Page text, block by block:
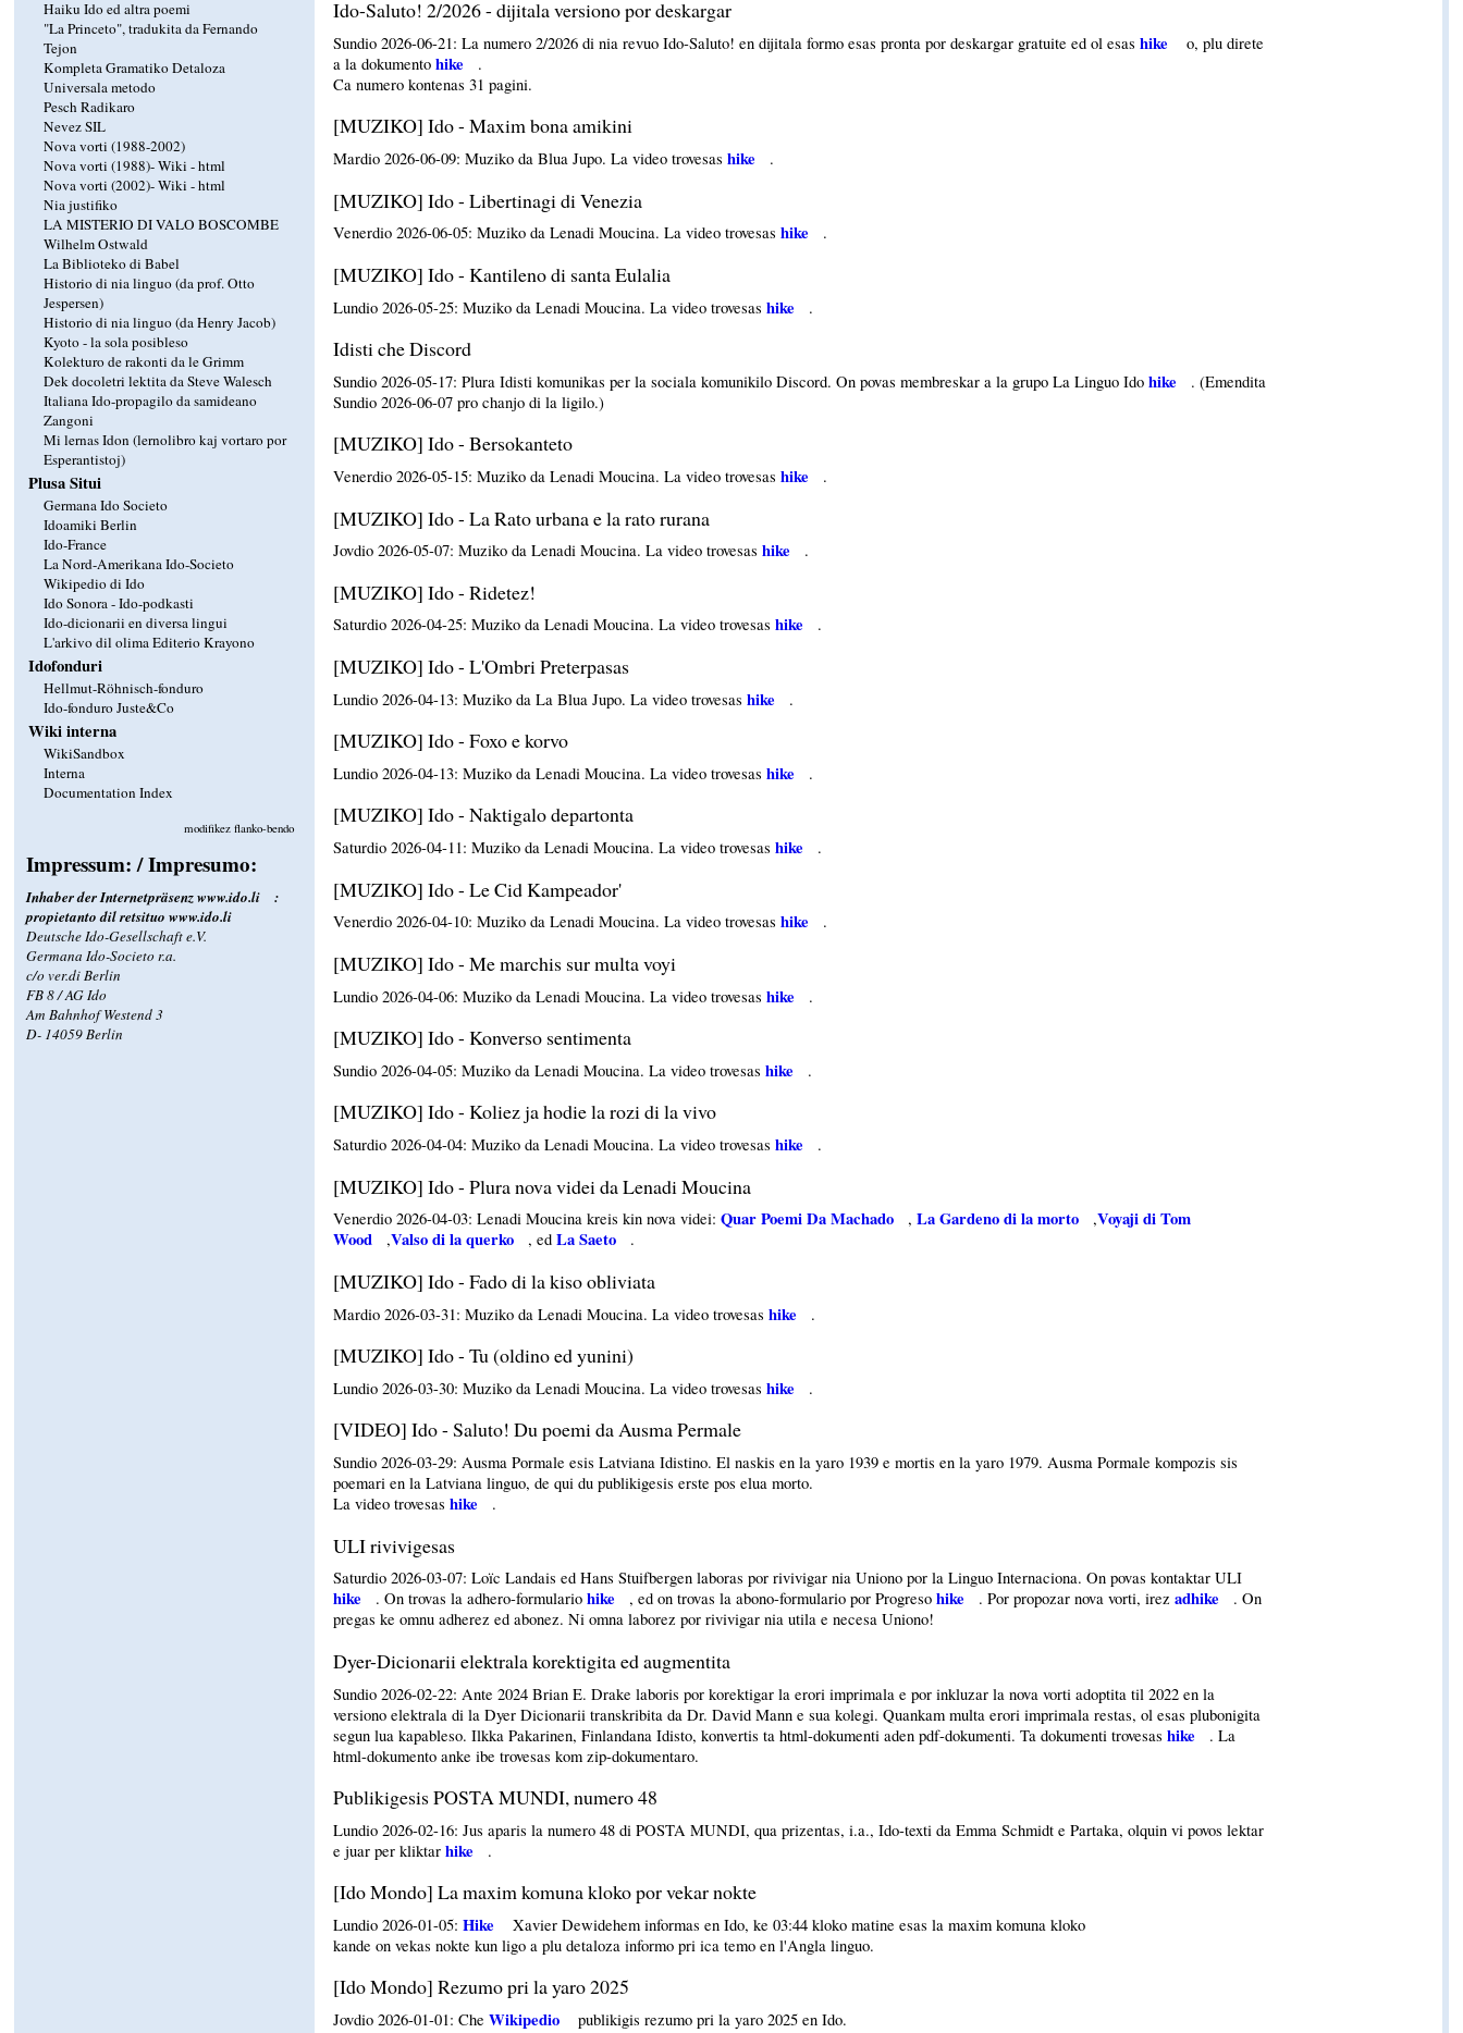
Haiku Ido ed altra poemi
"La Princeto", tradukita da Fernando
Tejon
Kompleta Gramatiko Detaloza
Universala metodo
Pesch Radikaro
Nevez SIL
Nova vorti (1988-2002)
Nova vorti (1988)-Wiki -html
Nova vorti (2002)-Wiki -html
Nia justifiko
LA MISTERIO DI VALO BOSCOMBE
Wilhelm Ostwald
La Biblioteko di Babel
Historio di nia linguo (da prof. Otto
Jespersen)
Historio di nia linguo (da Henry Jacob)
Kyoto - la sola posibleso
Kolekturo de rakonti da le Grimm
Dek docoletri lektita da Steve Walesch
Italiana Ido-propagilo da samideano
Zangoni
Mi lernas Idon (lernolibro kaj vortaro por
Esperantistoj)
Plusa Situi
Germana Ido Societo
Idoamiki Berlin
Ido-France
La Nord-Amerikana Ido-Societo
Wikipedio di Ido
Ido Sonora - Ido-podkasti
Ido-dicionarii en diversa lingui
L'arkivo dil olima Editerio Krayono
Idofonduri
Hellmut-Röhnisch-fonduro
Ido-fonduro Juste&Co
Wiki interna
WikiSandbox
Interna
Documentation Index
modifikez flanko-bendo
Impressum: / Impresumo:
Inhaber der Internetpräsenzwww.ido.li
:
propietanto dil retsituowww.ido.li
Deutsche Ido-Gesellschaft e.V.
Germana Ido-Societo r.a.
c/o ver.di Berlin
FB 8 / AG Ido
Am Bahnhof Westend 3
D- 14059 Berlin
Ido-Saluto! 2/2026 - dijitala versiono por deskargar
Sundio 2026-06-21: La numero 2/2026 di nia revuo Ido-Saluto! en dijitala formo esas pronta por deskargar gratuite ed ol esashike
o, plu direte
a la dokumentohike
.
Ca numero kontenas 31 pagini.
[MUZIKO] Ido - Maxim bona amikini
Mardio 2026-06-09: Muziko da Blua Jupo. La video trovesashike .
[MUZIKO] Ido - Libertinagi di Venezia
Venerdio 2026-06-05: Muziko da Lenadi Moucina. La video trovesashike .
[MUZIKO] Ido - Kantileno di santa Eulalia
Lundio 2026-05-25: Muziko da Lenadi Moucina. La video trovesashike .
Idisti che Discord
Sundio 2026-05-17: Plura Idisti komunikas per la sociala komunikilo Discord. On povas membreskar a la grupo La Linguo Idohike
. (Emendita
Sundio 2026-06-07 pro chanjo di la ligilo.)
[MUZIKO] Ido - Bersokanteto
Venerdio 2026-05-15: Muziko da Lenadi Moucina. La video trovesashike .
[MUZIKO] Ido - La Rato urbana e la rato rurana
Jovdio 2026-05-07: Muziko da Lenadi Moucina. La video trovesashike .
[MUZIKO] Ido - Ridetez!
Saturdio 2026-04-25: Muziko da Lenadi Moucina. La video trovesashike .
[MUZIKO] Ido - L'Ombri Preterpasas
Lundio 2026-04-13: Muziko da La Blua Jupo. La video trovesashike .
[MUZIKO] Ido - Foxo e korvo
Lundio 2026-04-13: Muziko da Lenadi Moucina. La video trovesashike .
[MUZIKO] Ido - Naktigalo departonta
Saturdio 2026-04-11: Muziko da Lenadi Moucina. La video trovesashike .
[MUZIKO] Ido - Le Cid Kampeador'
Venerdio 2026-04-10: Muziko da Lenadi Moucina. La video trovesashike .
[MUZIKO] Ido - Me marchis sur multa voyi
Lundio 2026-04-06: Muziko da Lenadi Moucina. La video trovesashike .
[MUZIKO] Ido - Konverso sentimenta
Sundio 2026-04-05: Muziko da Lenadi Moucina. La video trovesashike .
[MUZIKO] Ido - Koliez ja hodie la rozi di la vivo
Saturdio 2026-04-04: Muziko da Lenadi Moucina. La video trovesashike .
[MUZIKO] Ido - Plura nova videi da Lenadi Moucina
Venerdio 2026-04-03: Lenadi Moucina kreis kin nova videi:Quar Poemi Da Machado ,La Gardeno di la morto ,Voyaji di Tom
Wood
,Valso di la querko , edLa Saeto .
[MUZIKO] Ido - Fado di la kiso obliviata
Mardio 2026-03-31: Muziko da Lenadi Moucina. La video trovesashike .
[MUZIKO] Ido - Tu (oldino ed yunini)
Lundio 2026-03-30: Muziko da Lenadi Moucina. La video trovesashike .
[VIDEO] Ido - Saluto! Du poemi da Ausma Permale
Sundio 2026-03-29: Ausma Pormale esis Latviana Idistino. El naskis en la yaro 1939 e mortis en la yaro 1979. Ausma Pormale kompozis sis
poemari en la Latviana linguo, de qui du publikigesis erste pos elua morto.
La video trovesashike .
ULI rivivigesas
Saturdio 2026-03-07: Loïc Landais ed Hans Stuifbergen laboras por rivivigar nia Uniono por la Linguo Internaciona. On povas kontaktar ULI
hike . On trovas la adhero-formulariohike , ed on trovas la abono-formulario por Progresohike . Por propozar nova vorti, irezadhike
. On
pregas ke omnu adherez ed abonez. Ni omna laborez por rivivigar nia utila e necesa Uniono!
Dyer-Dicionarii elektrala korektigita ed augmentita
Sundio 2026-02-22: Ante 2024 Brian E. Drake laboris por korektigar la erori imprimala e por inkluzar la nova vorti adoptita til 2022 en la
versiono elektrala di la Dyer Dicionarii transkribita da Dr. David Mann e sua kolegi. Quankam multa erori imprimala restas, ol esas plubonigita
segun lua kapableso. Ilkka Pakarinen, Finlandana Idisto, konvertis ta html-dokumenti aden pdf-dokumenti. Ta dokumenti trovesashike
. La
html-dokumento anke ibe trovesas kom zip-dokumentaro.
Publikigesis POSTA MUNDI, numero 48
Lundio 2026-02-16: Jus aparis la numero 48 di POSTA MUNDI, qua prizentas, i.a., Ido-texti da Emma Schmidt e Partaka, olquin vi povos lektar
e juar per kliktarhike .
[Ido Mondo] La maxim komuna kloko por vekar nokte
Lundio 2026-01-05:Hike
Xavier Dewidehem informas en Ido, ke 03:44 kloko matine esas la maxim komuna kloko
kande on vekas nokte kun ligo a plu detaloza informo pri ica temo en l'Angla linguo.
[Ido Mondo] Rezumo pri la yaro 2025
Jovdio 2026-01-01: CheWikipedio
publikigis rezumo pri la yaro 2025 en Ido.